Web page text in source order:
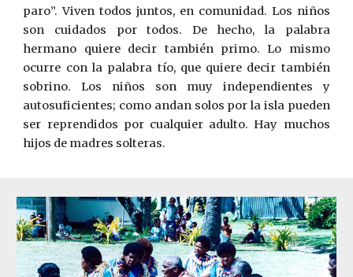
paro”. Viven todos juntos, en comunidad. Los niños
son cuidados por todos. De hecho, la palabra
hermano quiere decir también primo. Lo mismo
ocurre con la palabra tío, que quiere decir también
sobrino. Los niños son muy independientes y
autosuficientes; como andan solos por la isla pueden
ser reprendidos por cualquier adulto. Hay muchos
hijos de madres solteras.